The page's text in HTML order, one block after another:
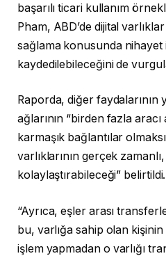
başarılı ticari kullanım
Pham, ABD’de dijital
sağlama konusunda nihayet
kaydedilebileceğini de
Raporda, diğer faydalarının
ağlarının “birden fazla
karmaşık bağlantılar
varlıklarının gerçek
kolaylaştırabileceği” belirtildi.
“Ayrıca, eşler arası
bu, varlığa sahip olan kişinin
işlem yapmadan o varlığı